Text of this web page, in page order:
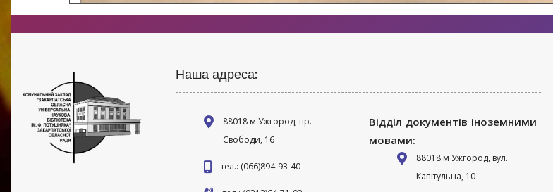
Наша адреса:
88018 м Ужгород, пр.
Свободи, 16
тел.: (066)894-93-40
Відділ документів іноземними
мовами:
88018 м Ужгород, вул.
Капітульна, 10